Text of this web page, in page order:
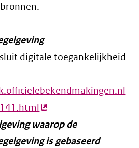
digitale toegankelijkheid
(externe
link)
waarop de
is gebaseerd